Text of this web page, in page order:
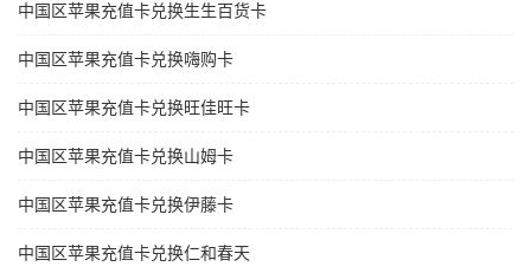
中国区苹果充值卡兑换生生百货卡
中国区苹果充值卡兑换嗨购卡
中国区苹果充值卡兑换旺佳旺卡
中国区苹果充值卡兑换山姆卡
中国区苹果充值卡兑换伊藤卡
中国区苹果充值卡兑换仁和春天